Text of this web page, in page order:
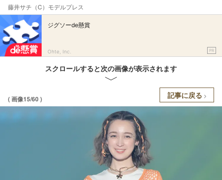
藤井サチ（C）モデルプレス
ジグソーde懸賞
Ohte, Inc. PR
スクロールすると次の画像が表示されます
( 画像15/60 ) 記事に戻る